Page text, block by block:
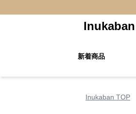
Inukaban
新着商品
Inukaban TOP